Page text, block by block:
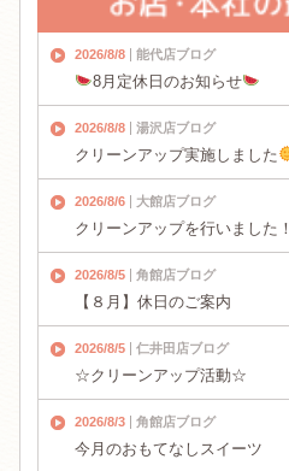
2026/8/8 能代店ブログ
8月定休日のお知らせ
2026/8/8 湯沢店ブログ
クリーンアップ実施しました
2026/8/6 大館店ブログ
クリーンアップを行いました！
2026/8/5 角館店ブログ
【８月】休日のご案内
2026/8/5 仁井田店ブログ
☆クリーンアップ活動☆
2026/8/3 角館店ブログ
今月のおもてなしスイーツ